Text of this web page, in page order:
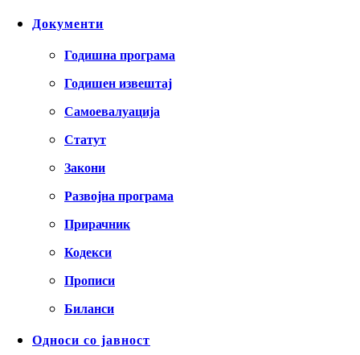
Документи
Годишна програма
Годишен извештај
Самоевалуација
Статут
Закони
Развојна програма
Прирачник
Кодекси
Прописи
Биланси
Односи со јавност